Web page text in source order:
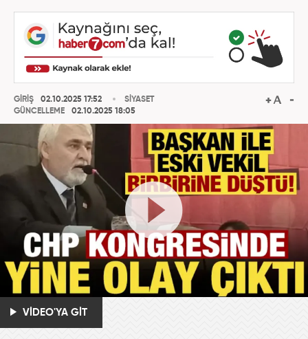
GİRİŞ
02.10.2025 17:52
GÜNCELLEME
02.10.2025 18:05
SİYASET
VİDEO'YA GİT